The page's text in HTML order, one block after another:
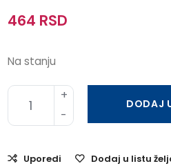
464 RSD
Na stanju
DODAJ
Uporedi Dodaj u listu